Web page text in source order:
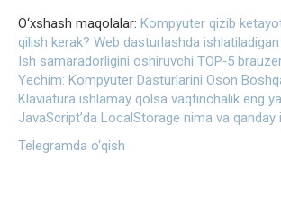
O‘xshash maqolalar: Kompyuter qizib
qilish kerak? Web dasturlashda ishlatiladigan
Ish samaradorligini oshiruvchi TOP‑5
Yechim: Kompyuter Dasturlarini Oson
Klaviatura ishlamay qolsa vaqtinchalik eng
JavaScript’da LocalStorage nima va qanday
Telegramda o‘qish